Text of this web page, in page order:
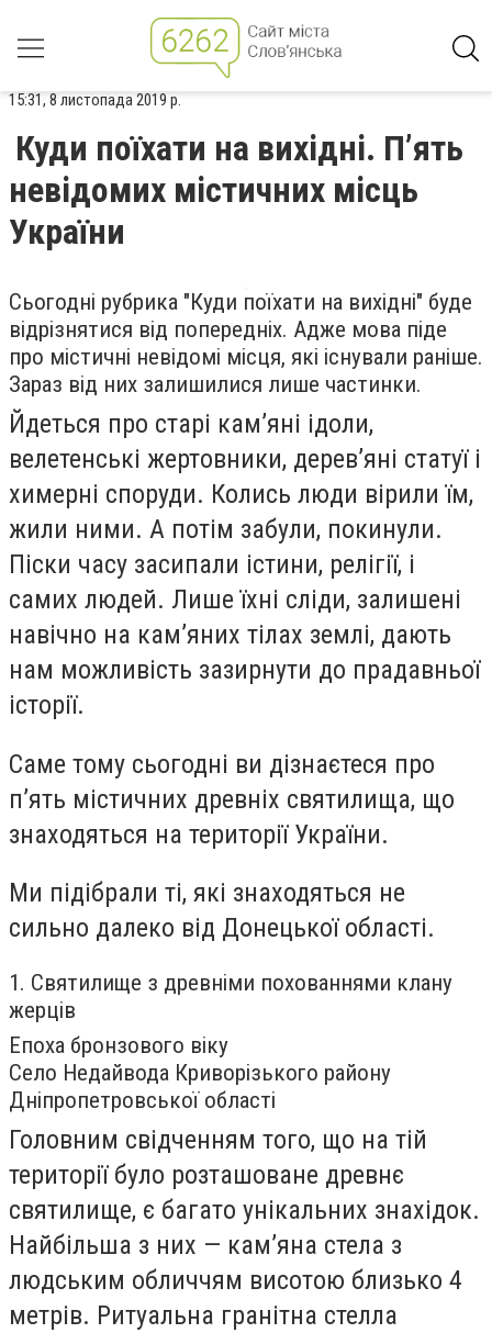
15:31, 8 листопада 2019 р.
Куди поїхати на вихідні. П’ять
невідомих містичних місць
України
Сьогодні рубрика "Куди поїхати на вихідні" буде
відрізнятися від попередніх. Адже мова піде
про містичні невідомі місця, які існували раніше.
Зараз від них залишилися лише частинки.
Йдеться про старі кам’яні ідоли,
велетенські жертовники, дерев’яні статуї і
химерні споруди. Колись люди вірили їм,
жили ними. А потім забули, покинули.
Піски часу засипали істини, релігії, і
самих людей. Лише їхні сліди, залишені
навічно на кам’яних тілах землі, дають
нам можливість зазирнути до прадавньої
історії.
Саме тому сьогодні ви дізнаєтеся про
п’ять містичних древніх святилища, що
знаходяться на території України.
Ми підібрали ті, які знаходяться не
сильно далеко від Донецької області.
1. Святилище з древніми похованнями клану
жерців
Епоха бронзового віку
Село Недайвода Криворізького району
Дніпропетровської області
Головним свідченням того, що на тій
території було розташоване древнє
святилище, є багато унікальних знахідок.
Найбільша з них — кам’яна стела з
людським обличчям висотою близько 4
метрів. Ритуальна гранітна стелла